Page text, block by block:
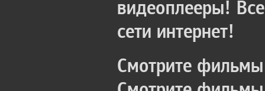
видеоплееры!
сети интернет!
Смотрите